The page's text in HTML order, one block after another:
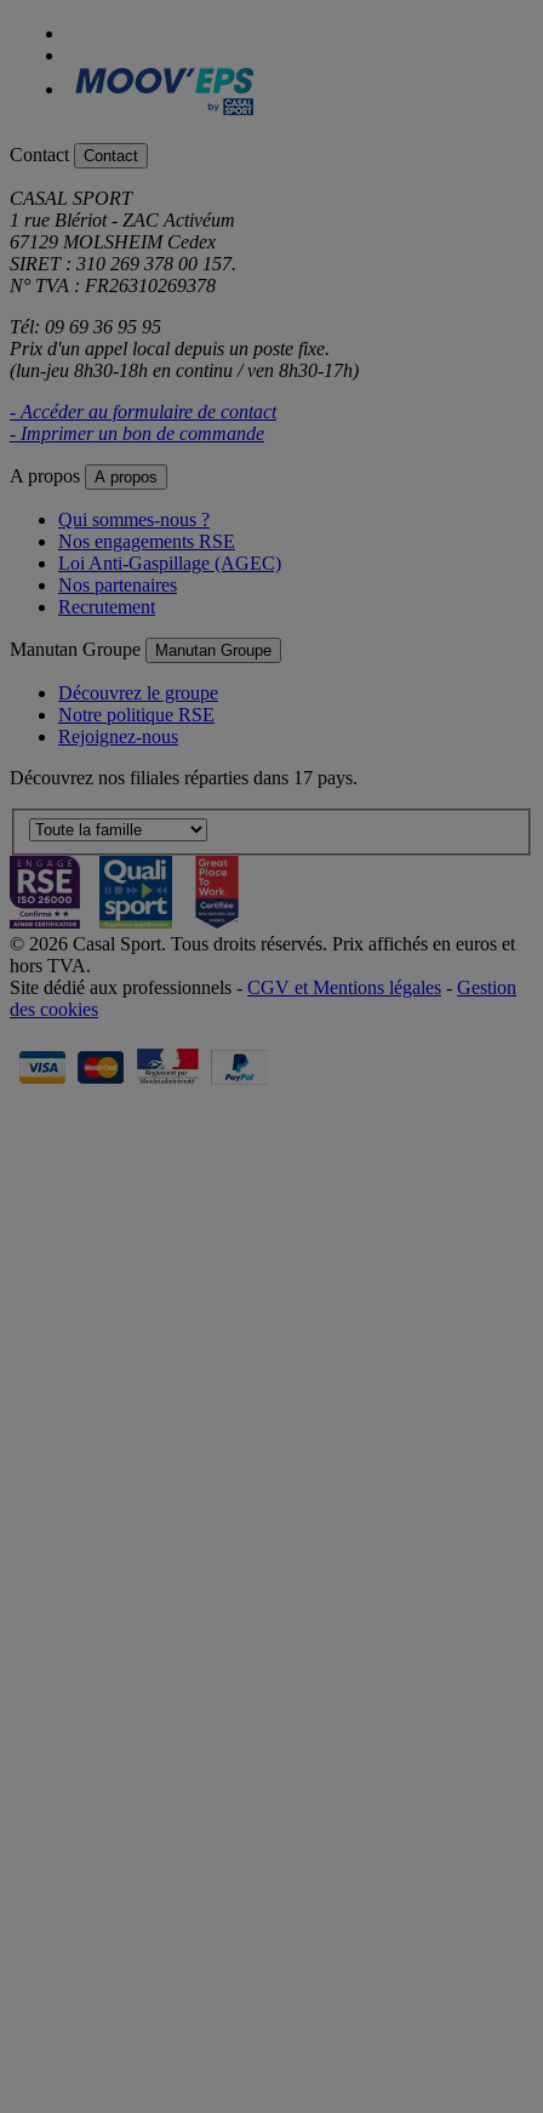
Contact Contact
CASAL SPORT
1 rue Blériot - ZAC Activéum
67129 MOLSHEIM Cedex
SIRET : 310 269 378 00 157.
N° TVA : FR26310269378
Tél: 09 69 36 95 95
Prix d'un appel local depuis un poste fixe.
(lun-jeu 8h30-18h en continu / ven 8h30-17h)
- Accéder au formulaire de contact
- Imprimer un bon de commande
A propos A propos
Qui sommes-nous ?
Nos engagements RSE
Loi Anti-Gaspillage (AGEC)
Nos partenaires
Recrutement
Manutan Groupe Manutan Groupe
Découvrez le groupe
Notre politique RSE
Rejoignez-nous
Découvrez nos filiales réparties dans 17 pays.
© 2026 Casal Sport. Tous droits réservés. Prix affichés en euros et
hors TVA.
Site dédié aux professionnels - CGV et Mentions légales - Gestion
des cookies